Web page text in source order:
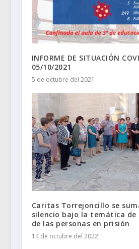
INFORME DE SITUACIÓN
05/10/2021
5 de octubre del 2021
Caritas Torrejoncillo se
silencio bajo la temática de
de las personas en prisión
14 de octubre del 2022